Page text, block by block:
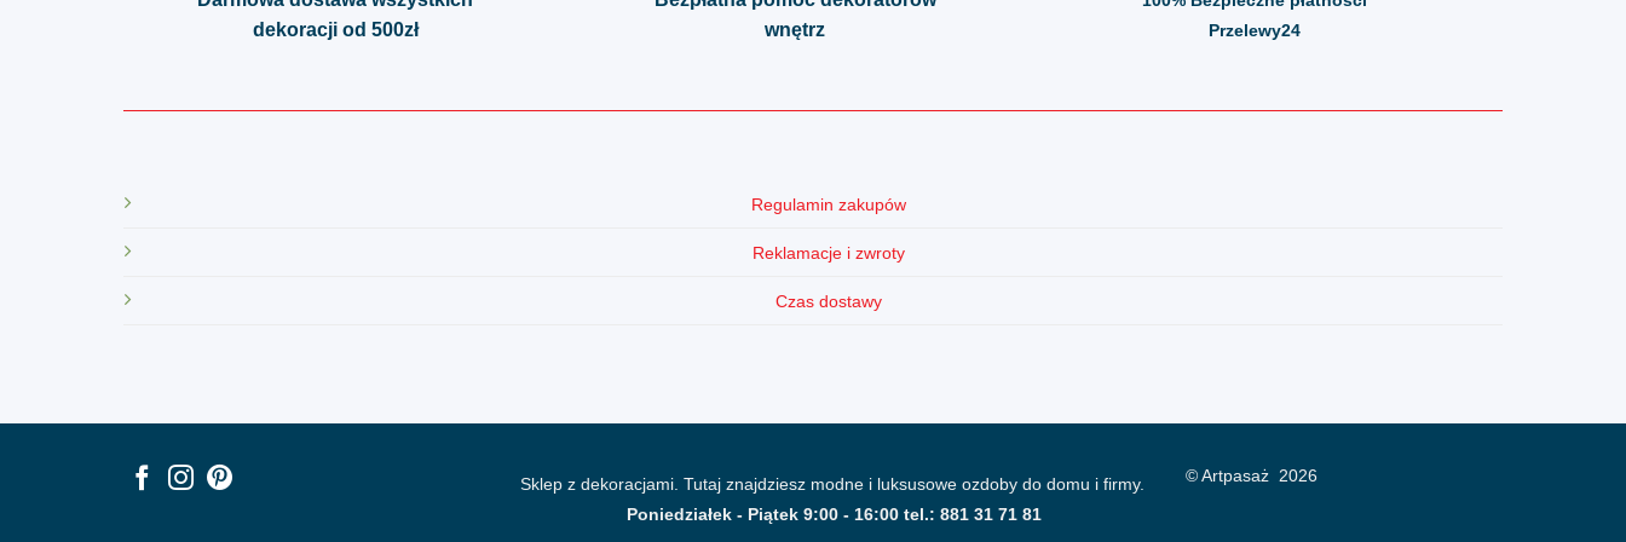
dekoracji od 500zł
wnętrz
Przelewy24
Regulamin zakupów
Reklamacje i zwroty
Czas dostawy
Sklep z dekoracjami. Tutaj znajdziesz modne i luksusowe ozdoby do domu i firmy.
Poniedziałek - Piątek 9:00 - 16:00 tel.: 881 31 71 81
© Artpasaż 2026